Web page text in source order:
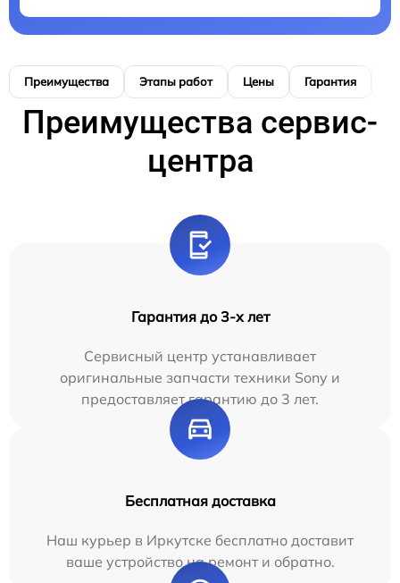
Преимущества Этапы работ Цены Гарантия
Преимущества сервис-
центра
Гарантия до 3-х лет
Сервисный центр устанавливает
оригинальные запчасти техники Sony и
предоставляет гарантию до 3 лет.
Бесплатная доставка
Наш курьер в Иркутске бесплатно доставит
ваше устройство на ремонт и обратно.